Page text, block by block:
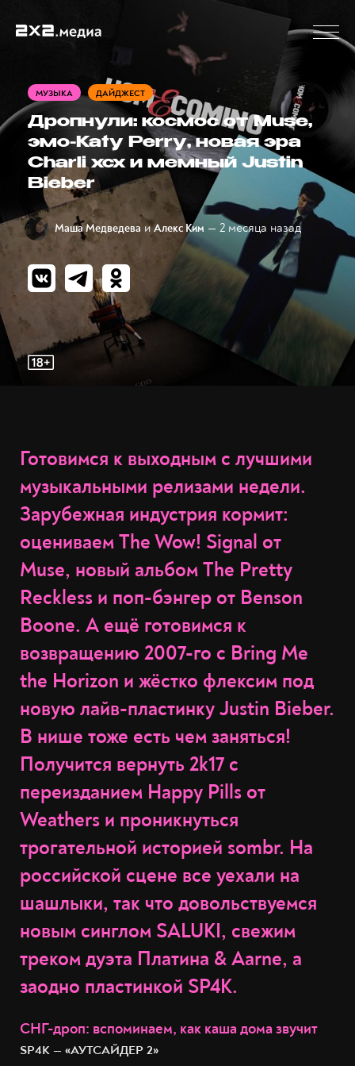
МУЗЫКА ДАЙДЖЕСТ
Дропнули: космос от Muse,
эмо-Katy Perry, новая эра
Charli xcx и мемный Justin
Bieber
Маша Медведева и Алекс Ким — 2 месяца назад
Готовимся к выходным с лучшими
музыкальными релизами недели.
Зарубежная индустрия кормит:
оцениваем The Wow! Signal от
Muse, новый альбом The Pretty
Reckless и поп-бэнгер от Benson
Boone. А ещё готовимся к
возвращению 2007-го с Bring Me
the Horizon и жёстко флексим под
новую лайв-пластинку Justin Bieber.
В нише тоже есть чем заняться!
Получится вернуть 2k17 c
переизданием Happy Pills от
Weathers и проникнуться
трогательной историей sombr. На
российской сцене все уехали на
шашлыки, так что довольствуемся
новым синглом SALUKI, свежим
треком дуэта Платина & Aarne, а
заодно пластинкой SP4K.
СНГ-дроп: вспоминаем, как каша дома звучит
SP4K — «АУТСАЙДЕР 2»